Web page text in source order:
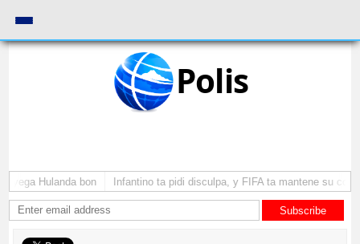
Polis
yega Hulanda bon Infantino ta pidi disculpa, y FIFA ta mantene su como
Subscribe